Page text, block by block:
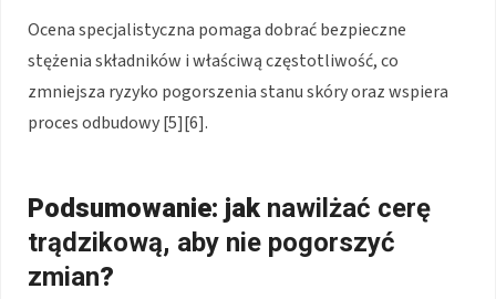
Ocena specjalistyczna pomaga dobrać bezpieczne
stężenia składników i właściwą częstotliwość, co
zmniejsza ryzyko pogorszenia stanu skóry oraz wspiera
proces odbudowy [5][6].
Podsumowanie: jak nawilżać cerę
trądzikową, aby nie pogorszyć
zmian?